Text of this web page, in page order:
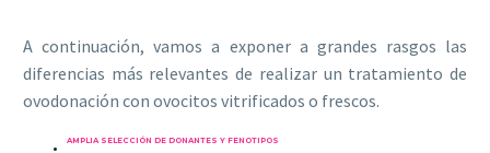
A continuación, vamos a exponer a grandes rasgos las
diferencias más relevantes de realizar un tratamiento de
ovodonación con ovocitos vitrificados o frescos.
AMPLIA SELECCIÓN DE DONANTES Y FENOTIPOS